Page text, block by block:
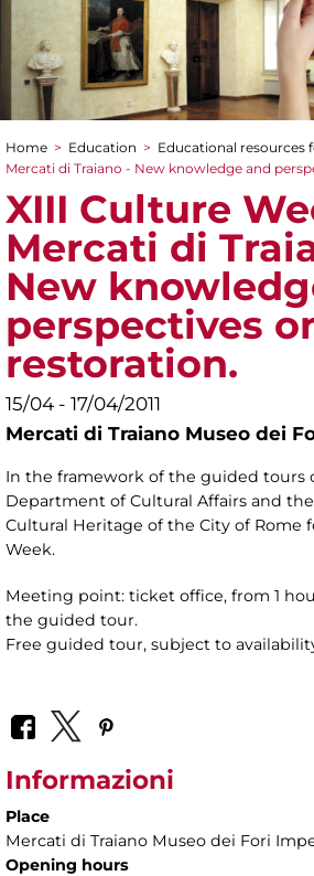
You are here
Home > Education > Educational resources
Mercati di Traiano - New knowledge and
XIII Culture
Mercati di
New
perspectives
restoration.
15/04 - 17/04/2011
Mercati di Traiano Museo dei
In the framework of the guided tours
Department of Cultural Affairs and
Cultural Heritage of the City of Rome
Week.
Meeting point: ticket office, from 1
the guided tour.
Free guided tour, subject to
Informazioni
Place
Mercati di Traiano Museo dei Fori
Opening hours